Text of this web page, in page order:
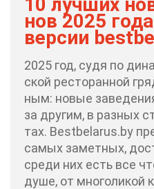
нов 2025
вер­сии
2025 год, су­дя по
ской ре­сто­ран­ной
ным: но­вые
за дру­гим, в раз­ных
тах. Bestbelarus.by
са­мых за­мет­ных,
сре­ди них есть все
ду­ше, от мно­го­ли­кой